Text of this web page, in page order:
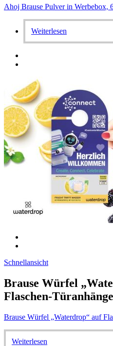
Ahoj Brause Pulver in Werbebox,
Weiterlesen
Schnellansicht
Brause Würfel
Flaschen-
Brause Würfel „Waterdrop“ auf
Weiterlesen